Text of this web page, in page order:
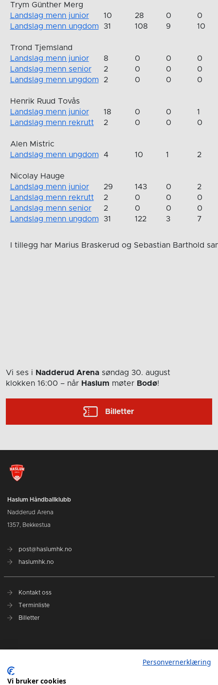
Trym Günther Merg
Landslag menn junior
10 28 0
0
Landslag menn ungdom
31 108 9 10
Trond Tjemsland
Landslag menn junior
8 0 0
0
Landslag menn senior
2 0 0
0
Landslag menn ungdom
2 0 0 0
Henrik Ruud Tovås
Landslag menn junior
18 0 0
1
Landslag menn rekrutt
2 0 0 0
Alen Mistric
Landslag menn ungdom
4 10 1 2
Nicolay Hauge
Landslag menn junior
29 143 0
2
Landslag menn rekrutt
2 0 0
0
Landslag menn senior
2 0 0
0
Landslag menn ungdom
31 122 3 7
I tillegg har Marius Braskerud og Sebastian Barthold
Vi ses i Nadderud Arena søndag 30. august
klokken 16:00 – når Haslum møter Bodø!
Billetter
Haslum Håndballklubb
Nadderud Arena
1357, Bekkestua
post@haslumhk.no
haslumhk.no
Kontakt oss
Terminliste
Billetter
Ansvarlig redaktør: Tore Solberg
Personvernerklæring
Vi bruker cookies